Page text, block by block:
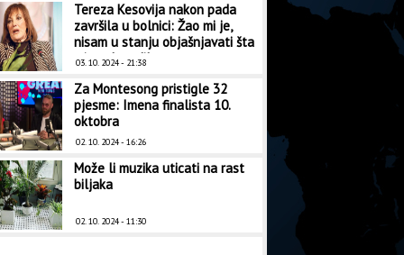
Tereza Kesovija nakon pada
završila u bolnici: Žao mi je,
nisam u stanju objašnjavati šta
mi se dogodilo
03. 10. 2024 - 21:38
Za Montesong pristigle 32
pjesme: Imena finalista 10.
oktobra
02. 10. 2024 - 16:26
Može li muzika uticati na rast
biljaka
02. 10. 2024 - 11:30